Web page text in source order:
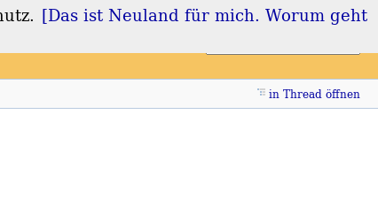
Login Registrieren
in Thread öffnen
[Das ist Neuland für mich. Worum geht